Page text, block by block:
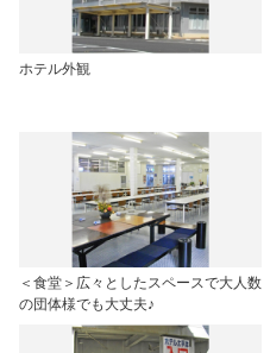
ホテル外観
＜食堂＞広々としたスペースで大人数
の団体様でも大丈夫♪